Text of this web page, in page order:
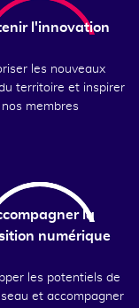
l'innovation
les nouveaux
territoire et inspirer
nos membres
la
numérique
les potentiels de
et accompagner